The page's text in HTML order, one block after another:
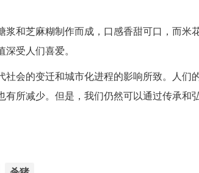
和芝麻糊制作而成，口感香甜可口，而米
受人们喜爱。
会的变迁和城市化进程的影响所致。人们
所减少。但是，我们仍然可以通过传承和